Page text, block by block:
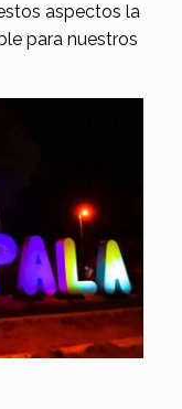
aspectos la
para nuestros